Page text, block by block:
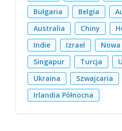
Bułgaria
Belgia
Australia
Chiny
Indie
Izrael
Singapur
Turcja
Ukraina
Szwajcaria
Irlandia Północna